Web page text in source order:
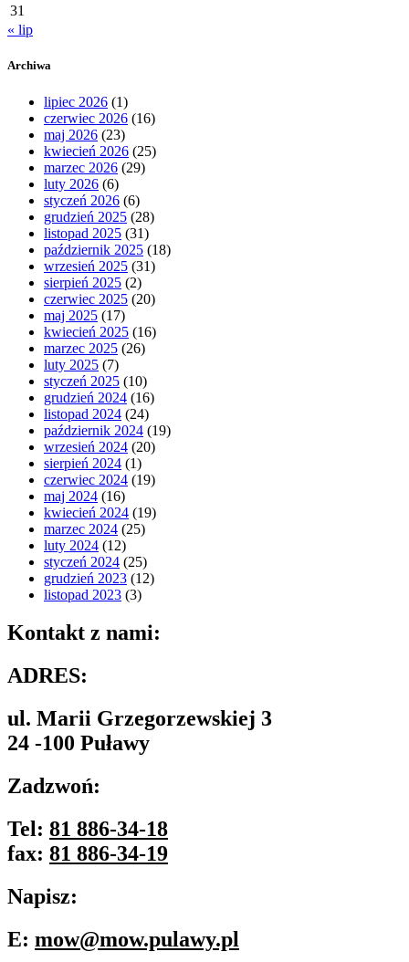
31
« lip
Archiwa
lipiec 2026 (1)
czerwiec 2026 (16)
maj 2026 (23)
kwiecień 2026 (25)
marzec 2026 (29)
luty 2026 (6)
styczeń 2026 (6)
grudzień 2025 (28)
listopad 2025 (31)
październik 2025 (18)
wrzesień 2025 (31)
sierpień 2025 (2)
czerwiec 2025 (20)
maj 2025 (17)
kwiecień 2025 (16)
marzec 2025 (26)
luty 2025 (7)
styczeń 2025 (10)
grudzień 2024 (16)
listopad 2024 (24)
październik 2024 (19)
wrzesień 2024 (20)
sierpień 2024 (1)
czerwiec 2024 (19)
maj 2024 (16)
kwiecień 2024 (19)
marzec 2024 (25)
luty 2024 (12)
styczeń 2024 (25)
grudzień 2023 (12)
listopad 2023 (3)
Kontakt z nami:
ADRES:
ul. Marii Grzegorzewskiej 3
24 -100 Puławy
Zadzwoń:
Tel: 81 886-34-18
fax: 81 886-34-19
Napisz:
E: mow@mow.pulawy.pl